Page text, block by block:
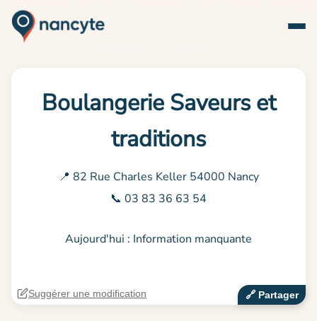
Boulangerie Saveurs et
traditions
📍 82 Rue Charles Keller 54000 Nancy
📞 03 83 36 63 54
Aujourd'hui : Information manquante
🔗‍️ Partager
Suggérer une modification